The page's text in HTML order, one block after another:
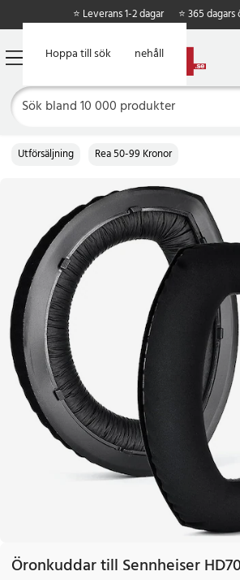
Hoppa till huvudinnehåll
Hoppa till sök
⭐ Leverans 1-2 dagar ⭐ 365
Utförsäljning Rea 50-99 Kronor
Öronkuddar till Sennheiser